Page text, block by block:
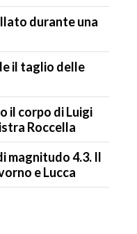
durante una
il taglio delle
il corpo di Luigi
Roccella
magnitudo 4.3. Il
e Lucca